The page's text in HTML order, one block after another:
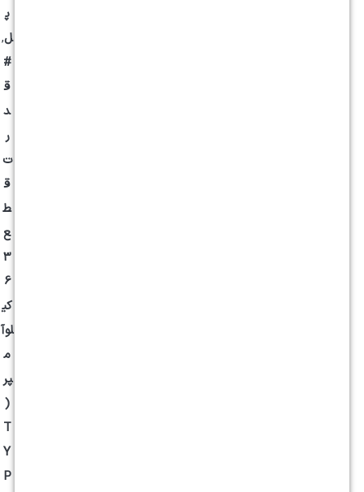
پ
ل,
#
ق
د
ر
ت
ق
ط
ع
3
6
کی
لوآ
م
پر
(
T
Y
P